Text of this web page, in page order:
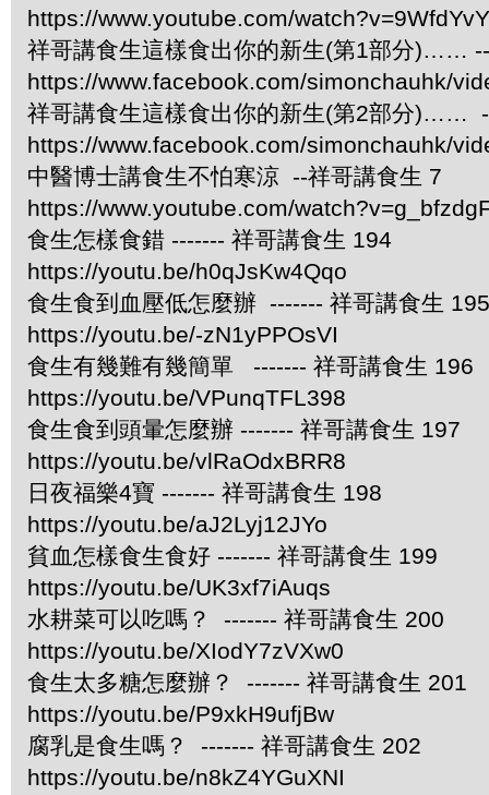
https://www.youtube.com/
祥哥講食生這樣食出你的新生(第1部分)……
https://www.facebook.com/simonchauhk/
祥哥講食生這樣食出你的新生(第2部分)……
https://www.facebook.com/simonchauhk/
中醫博士講食生不怕寒涼 --祥哥講食生 7
https://www.youtube.com/
食生怎樣食錯 ------- 祥哥講食生 194
https://youtu.be/h0qJsKw4Qqo
食生食到血壓低怎麼辦 ------- 祥哥講食生 195
https://youtu.be/-zN1yPPOsVI
食生有幾難有幾簡單 ------- 祥哥講食生 196
https://youtu.be/VPunqTFL398
食生食到頭暈怎麼辦 ------- 祥哥講食生 197
https://youtu.be/vlRaOdxBRR8
日夜福樂4寶 ------- 祥哥講食生 198
https://youtu.be/aJ2Lyj12JYo
貧血怎樣食生食好 ------- 祥哥講食生 199
https://youtu.be/UK3xf7iAuqs
水耕菜可以吃嗎？ ------- 祥哥講食生 200
https://youtu.be/XIodY7zVXw0
食生太多糖怎麼辦？ ------- 祥哥講食生 201
https://youtu.be/P9xkH9ufjBw
腐乳是食生嗎？ ------- 祥哥講食生 202
https://youtu.be/n8kZ4YGuXNI